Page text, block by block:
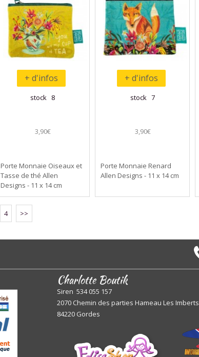
+ d'infos
stock 8
3,90€
Porte Monnaie Oiseaux et
Tasse de thé Allen
Designs - 11 x 14 cm
+ d'infos
stock 7
3,90€
Porte Monnaie Renard
Allen Designs - 11 x 14 cm
4 >>
Charlotte Boutik
Siren 534 055 157
2070 Chemin des parties Hameau Les Imberts
84220 Gordes